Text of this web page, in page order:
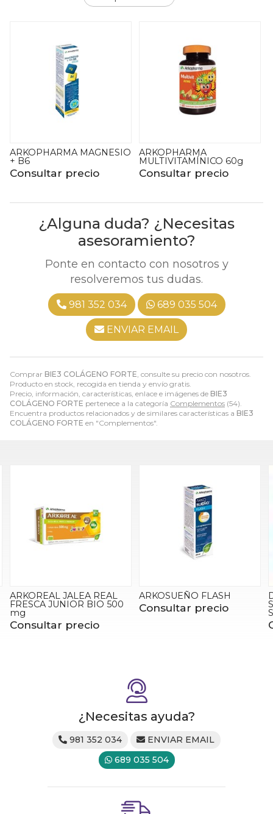
Comprar BIE3 COLÁGENO FORTE , consulte su precio con nosotros.
Producto en stock, recogida en tienda y envío gratis.
Precio, información, características, enlace e imágenes de BIE3
COLÁGENO FORTE pertenece a la categoría Complementos (54).
Encuentra productos relacionados y de similares características a BIE3
COLÁGENO FORTE en "Complementos".
ARKOPHARMA
MULTIVITAMÍNICO 60g
Consultar precio
ARKOPHARMA VITAMINA
C&D3 + Zinc 3X2
Consultar precio
¿Alguna duda? ¿Necesitas
asesoramiento?
Ponte en contacto con nosotros y
resolveremos tus dudas.
981 352 034 689 035 504
ENVIAR EMAIL
ARKOSUEÑO FLASH
Consultar precio
DULCOSOFT POLVO PARA
SOLUCIÓN ORAL 20
SOBRES
¿Necesitas ayuda?
981 352 034
ENVIAR EMAIL
689 035 504